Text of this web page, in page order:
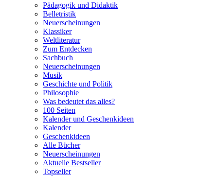
Pädagogik und Didaktik
Belletristik
Neuerscheinungen
Klassiker
Weltliteratur
Zum Entdecken
Sachbuch
Neuerscheinungen
Musik
Geschichte und Politik
Philosophie
Was bedeutet das alles?
100 Seiten
Kalender und Geschenkideen
Kalender
Geschenkideen
Alle Bücher
Neuerscheinungen
Aktuelle Bestseller
Topseller